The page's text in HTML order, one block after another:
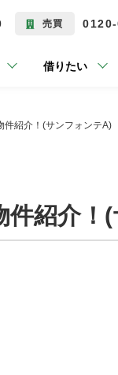
売買
借りたい
件紹介！(サンフォンテA)
件紹介